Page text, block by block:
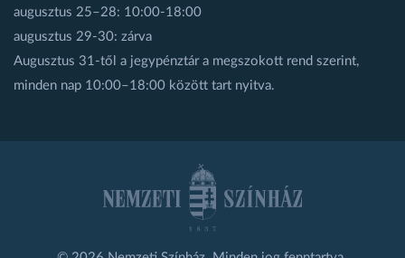
augusztus 25–28: 10:00-18:00
augusztus 29-30: zárva
Augusztus 31-től a jegypénztár a megszokott rend szerint,
minden nap 10:00–18:00 között tart nyitva.